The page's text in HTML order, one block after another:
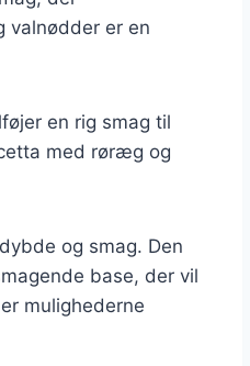
valnødder er en
en rig smag til
med røræg og
og smag. Den
base, der vil
mulighederne